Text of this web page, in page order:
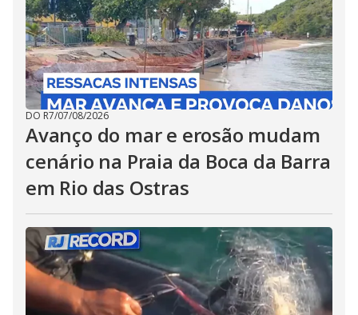
DO R7/07/08/2026
Avanço do mar e erosão mudam
cenário na Praia da Boca da Barra
em Rio das Ostras